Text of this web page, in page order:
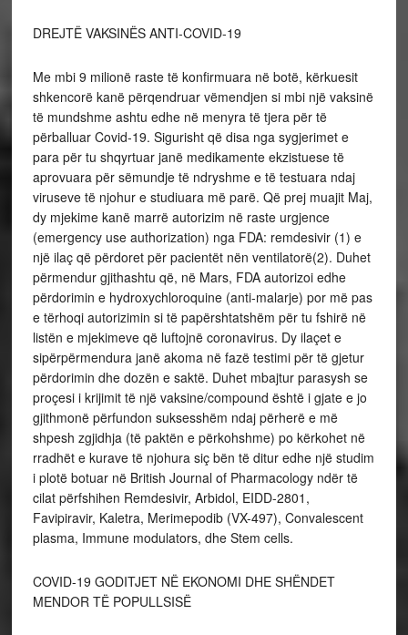
DREJTË VAKSINËS ANTI-COVID-19
Me mbi 9 milionë raste të konfirmuara në botë, kërkuesit
shkencorë kanë përqendruar vëmendjen si mbi një vaksinë
të mundshme ashtu edhe në menyra të tjera për të
përballuar Covid-19. Sigurisht që disa nga sygjerimet e
para për tu shqyrtuar janë medikamente ekzistuese të
aprovuara për sëmundje të ndryshme e të testuara ndaj
viruseve të njohur e studiuara më parë. Që prej muajit Maj,
dy mjekime kanë marrë autorizim në raste urgjence
(emergency use authorization) nga FDA: remdesivir (1) e
një ilaç që përdoret për pacientët nën ventilatorë(2). Duhet
përmendur gjithashtu që, në Mars, FDA autorizoi edhe
përdorimin e hydroxychloroquine (anti-malarje) por më pas
e tërhoqi autorizimin si të papërshtatshëm për tu fshirë në
listën e mjekimeve që luftojnë coronavirus. Dy ilaçet e
sipërpërmendura janë akoma në fazë testimi për të gjetur
përdorimin dhe dozën e saktë. Duhet mbajtur parasysh se
proçesi i krijimit të një vaksine/compound është i gjate e jo
gjithmonë përfundon suksesshëm ndaj përherë e më
shpesh zgjidhja (të paktën e përkohshme) po kërkohet në
rradhët e kurave të njohura siç bën të ditur edhe një studim
i plotë botuar në British Journal of Pharmacology ndër të
cilat përfshihen Remdesivir, Arbidol, EIDD-2801,
Favipiravir, Kaletra, Merimepodib (VX-497), Convalescent
plasma, Immune modulators, dhe Stem cells.
COVID-19 GODITJET NË EKONOMI DHE SHËNDET
MENDOR TË POPULLSISË